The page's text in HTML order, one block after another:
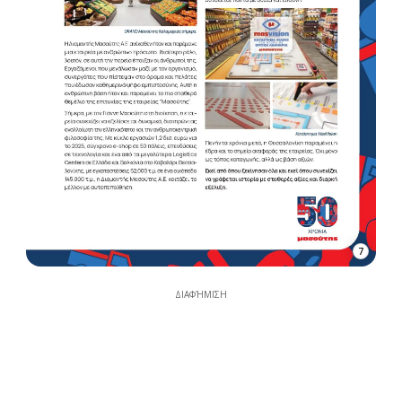
7
ΔΙΑΦΉΜΙΣΗ